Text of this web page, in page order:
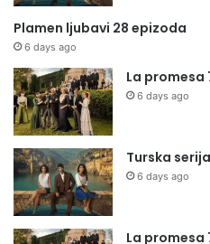
Plamen ljubavi 28 epizoda
6 days ago
La
6 days ago
Turska
6 days ago
La promesa